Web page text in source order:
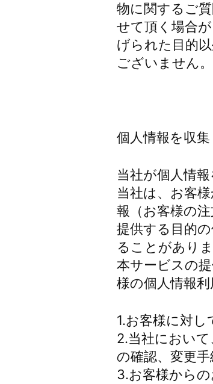
物に関するご
せて頂く場合
げられた目的
ございません。
個人情報を収
当社が個人情
当社は、お客
報（お客様の
提供する目的
ることがありま
本サービスの
様の個人情報
1.お客様に対
2.当社におい
の確認、変更
3.お客様から